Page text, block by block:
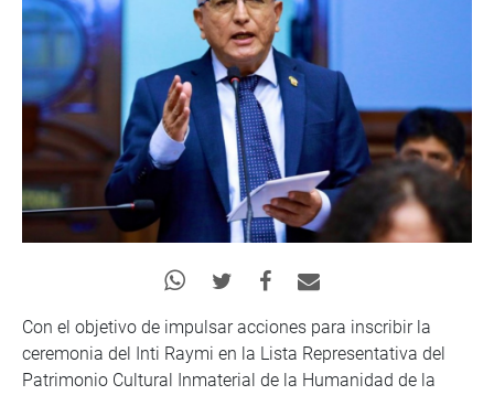
Con el objetivo de impulsar acciones para inscribir la
ceremonia del Inti Raymi en la Lista Representativa del
Patrimonio Cultural Inmaterial de la Humanidad de la